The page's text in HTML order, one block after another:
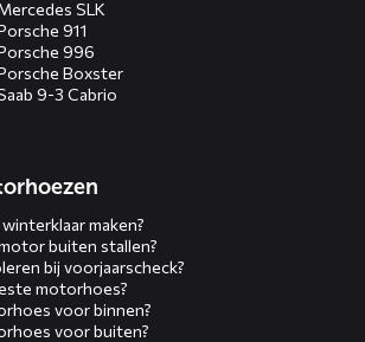
SLK
911
996
Boxster
9-3 Cabrio
maken?
buiten stallen?
bij voorjaarscheck?
motorhoes?
voor binnen?
voor buiten?